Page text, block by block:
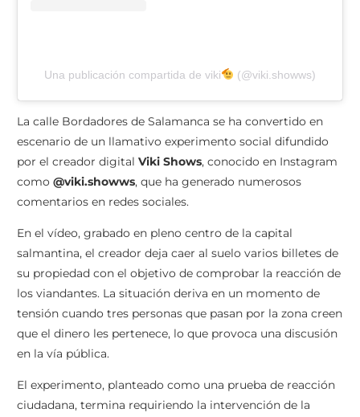
Una publicación compartida de viki (@viki.showws)
La calle Bordadores de Salamanca se ha convertido en
escenario de un llamativo experimento social difundido
por el creador digital Viki Shows, conocido en Instagram
como @viki.showws, que ha generado numerosos
comentarios en redes sociales.
En el vídeo, grabado en pleno centro de la capital
salmantina, el creador deja caer al suelo varios billetes de
su propiedad con el objetivo de comprobar la reacción de
los viandantes. La situación deriva en un momento de
tensión cuando tres personas que pasan por la zona creen
que el dinero les pertenece, lo que provoca una discusión
en la vía pública.
El experimento, planteado como una prueba de reacción
ciudadana, termina requiriendo la intervención de la